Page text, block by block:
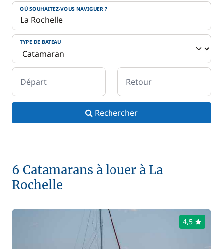
OÙ SOUHAITEZ-VOUS NAVIGUER ?
TYPE DE BATEAU
Départ Retour
Rechercher
6 Catamarans à louer à La
Rochelle
4,5